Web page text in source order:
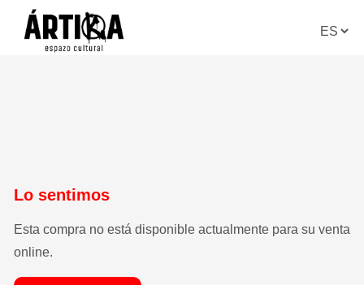
lo sentimos
esta compra no está disponible actualmente para su venta
online.